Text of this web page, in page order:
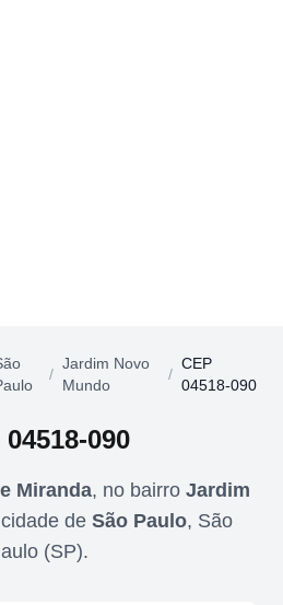
/
Jardim Novo
Mundo
/
CEP
04518-090
04518-090
Miranda, no bairro Jardim
de São Paulo, São
(SP).